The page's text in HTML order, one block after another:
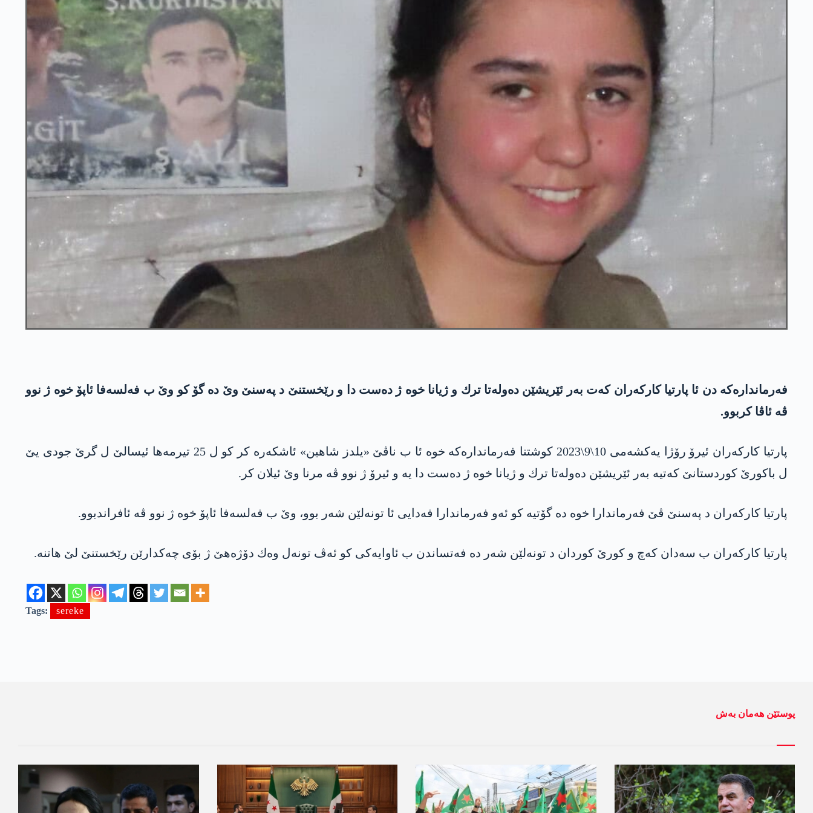
فه‌رمانداره‌كه‌ دن ئا پارتیا كاركه‌ران كه‌ت به‌ر ئێریشێن ده‌وله‌تا ترك و ژیانا خوه‌ ژ ده‌ست دا و رێخستنێ د په‌سنێ وێ ده‌ گۆ كو وێ ب فه‌لسه‌فا ئاپۆ خوه‌ ژ نوو
ڤه‌ ئاڤا كربوو.
پارتیا كاركه‌ران ئیرۆ رۆژا یه‌كشه‌می 10\9\2023 كوشتنا فه‌رمانداره‌كه‌ خوه‌ ئا ب ناڤێ «یلدز شاهین» ئاشكه‌ره‌ كر كو ل 25 تیرمه‌ها ئیسالێ ل گرێ جودی یێ
ل باكورێ كوردستانێ كه‌تیه‌ به‌ر ئێریشێن ده‌وله‌تا ترك و ژیانا خوه‌ ژ ده‌ست دا یه‌ و ئیرۆ ژ نوو ڤه‌ مرنا وێ ئیلان كر.
پارتیا كاركه‌ران د په‌سنێ ڤێ فه‌رماندارا خوه‌ ده‌ گۆتیه‌ كو ئه‌و فه‌رماندارا فه‌دایی ئا تونه‌لێن شه‌ر بوو، وێ ب فه‌لسه‌فا ئاپۆ خوه‌ ژ نوو ڤه‌ ئافراندبوو.
پارتیا كاركه‌ران ب سه‌دان كه‌چ و كورێ كوردان د تونه‌لێن شه‌ر ده‌ فه‌تساندن ب ئاوایه‌كی كو ئه‌ڤ تونه‌ل وه‌ك دۆژه‌هێ ژ بۆی چه‌كدارێن رێخستنێ لێ هاتنه‌.
Tags: sereke
پوستێن ھەمان بەش